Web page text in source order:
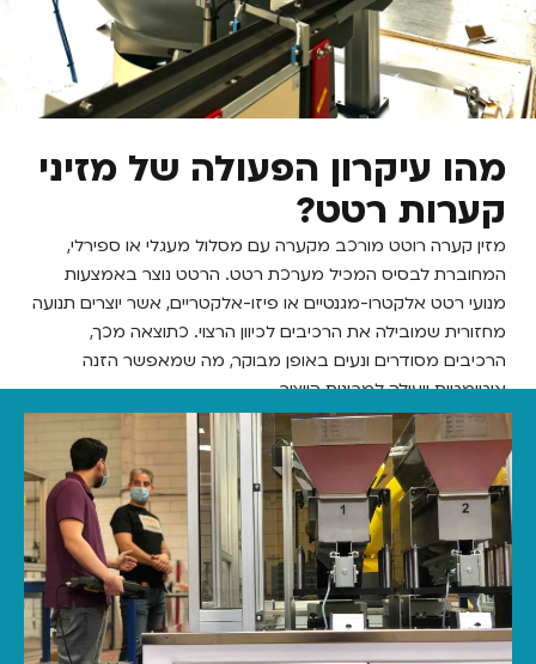
עיקרון הפעולה של מזיני
רטט?
רוטט מורכב מקערה עם מסלול מעגלי או ספירלי,
לבסיס המכיל מערכת רטט. הרטט נוצר באמצעות
אלקטרו-מגנטיים או פיזו-אלקטריים, אשר יוצרים תנועה
שמובילה את הרכיבים לכיוון הרצוי. כתוצאה מכך,
מסודרים ונעים באופן מבוקר, מה שמאפשר הזנה
ויעילה למכונות הייצור.